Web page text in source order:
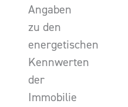
Angaben
zu den
energetischen
Kennwerten
der
Immobilie